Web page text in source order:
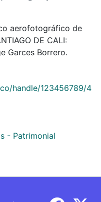
aerofotográfico de
DE CALI:
Garces Borrero.
handle/123456789/4
- Patrimonial